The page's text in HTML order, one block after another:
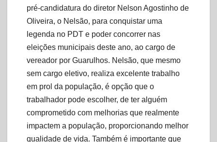
pré-candidatura do diretor Nelson Agostinho de
Oliveira, o Nelsão, para conquistar uma
legenda no PDT e poder concorrer nas
eleições municipais deste ano, ao cargo de
vereador por Guarulhos. Nelsão, que mesmo
sem cargo eletivo, realiza excelente trabalho
em prol da população, é opção que o
trabalhador pode escolher, de ter alguém
comprometido com melhorias que realmente
impactem a população, proporcionando melhor
qualidade de vida. Também é importante que